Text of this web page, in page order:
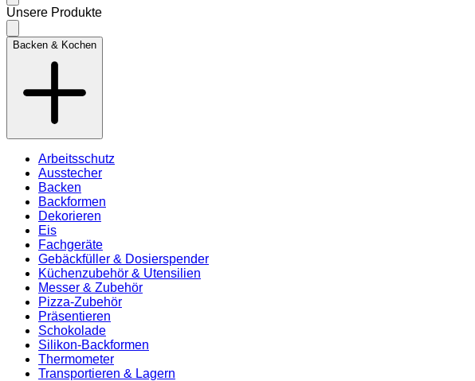
Unsere Produkte
Backen & Kochen
Arbeitsschutz
Ausstecher
Backen
Backformen
Dekorieren
Eis
Fachgeräte
Gebäckfüller & Dosierspender
Küchenzubehör & Utensilien
Messer & Zubehör
Pizza-Zubehör
Präsentieren
Schokolade
Silikon-Backformen
Thermometer
Transportieren & Lagern